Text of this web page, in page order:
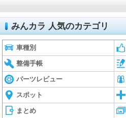
みんカラ 人気のカテゴリ
車種別
整備手帳
パーツレビュー
スポット
まとめ